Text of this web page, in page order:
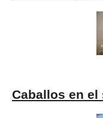
Caballos en el